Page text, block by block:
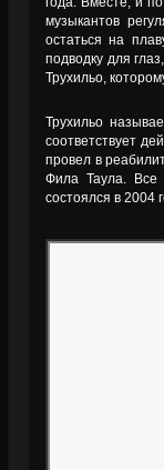
музыкантов
остаться на
подводку для
Трухильо,
Трухильо
соответствует
провел в
Фила Таула. Все
состоялся в 2004